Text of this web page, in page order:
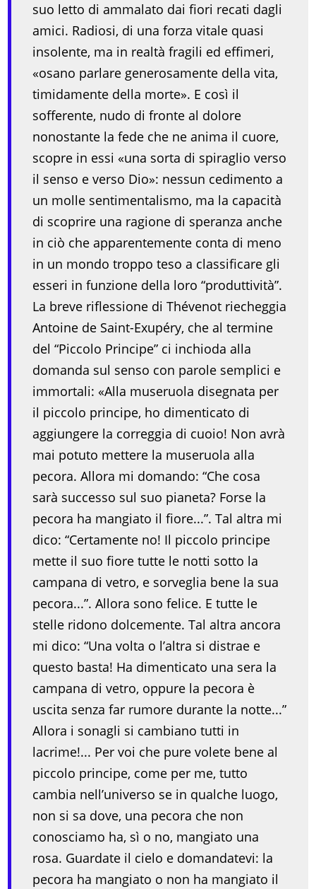
suo letto di ammalato dai fiori recati dagli
amici. Radiosi, di una forza vitale quasi
insolente, ma in realtà fragili ed effimeri,
«osano parlare generosamente della vita,
timidamente della morte». E così il
sofferente, nudo di fronte al dolore
nonostante la fede che ne anima il cuore,
scopre in essi «una sorta di spiraglio verso
il senso e verso Dio»: nessun cedimento a
un molle sentimentalismo, ma la capacità
di scoprire una ragione di speranza anche
in ciò che apparentemente conta di meno
in un mondo troppo teso a classificare gli
esseri in funzione della loro “produttività”.
La breve riflessione di Thévenot riecheggia
Antoine de Saint-Exupéry, che al termine
del “Piccolo Principe” ci inchioda alla
domanda sul senso con parole semplici e
immortali: «Alla museruola disegnata per
il piccolo principe, ho dimenticato di
aggiungere la correggia di cuoio! Non avrà
mai potuto mettere la museruola alla
pecora. Allora mi domando: “Che cosa
sarà successo sul suo pianeta? Forse la
pecora ha mangiato il fiore...”. Tal altra mi
dico: “Certamente no! Il piccolo principe
mette il suo fiore tutte le notti sotto la
campana di vetro, e sorveglia bene la sua
pecora...”. Allora sono felice. E tutte le
stelle ridono dolcemente. Tal altra ancora
mi dico: “Una volta o l’altra si distrae e
questo basta! Ha dimenticato una sera la
campana di vetro, oppure la pecora è
uscita senza far rumore durante la notte...”
Allora i sonagli si cambiano tutti in
lacrime!... Per voi che pure volete bene al
piccolo principe, come per me, tutto
cambia nell’universo se in qualche luogo,
non si sa dove, una pecora che non
conosciamo ha, sì o no, mangiato una
rosa. Guardate il cielo e domandatevi: la
pecora ha mangiato o non ha mangiato il